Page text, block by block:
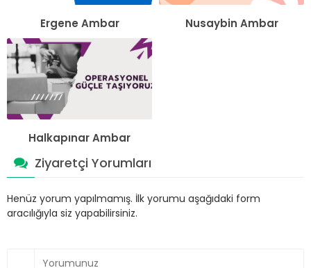
Ergene Ambar Nusaybin Ambar
Halkapınar Ambar
Ziyaretçi Yorumları
Henüz yorum yapılmamış. İlk yorumu aşağıdaki form
aracılığıyla siz yapabilirsiniz.